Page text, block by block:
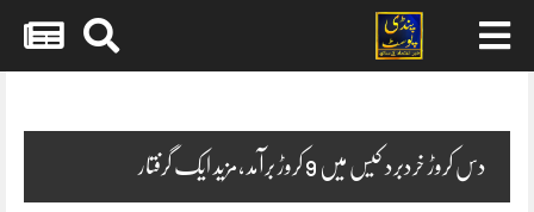
دس کروڑ خردبرد کیس میں 9 کروڑ برآمد ،مزید ایک گرفتار